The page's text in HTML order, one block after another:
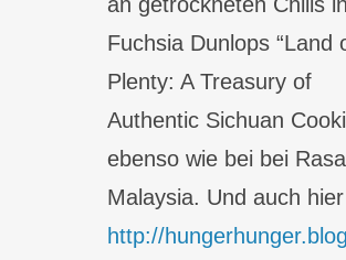
Fuchsia Dunlops “Land
Plenty: A Treasury of
Authentic Sichuan
ebenso wie bei bei Rasa
Malaysia. Und auch hier
http://